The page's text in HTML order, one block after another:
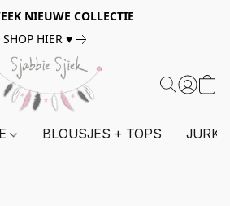
NIEUWE COLLECTIE
SHOP HIER ♥
BLOUSJES + TOPS